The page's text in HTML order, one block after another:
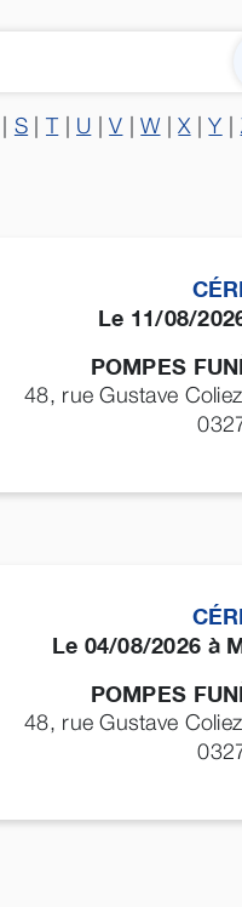
S T U |V |W|X|Y
Le 11/08/
POMPES
48, rue Gustave
Le 04/08/2026 à
POMPES
48, rue Gustave